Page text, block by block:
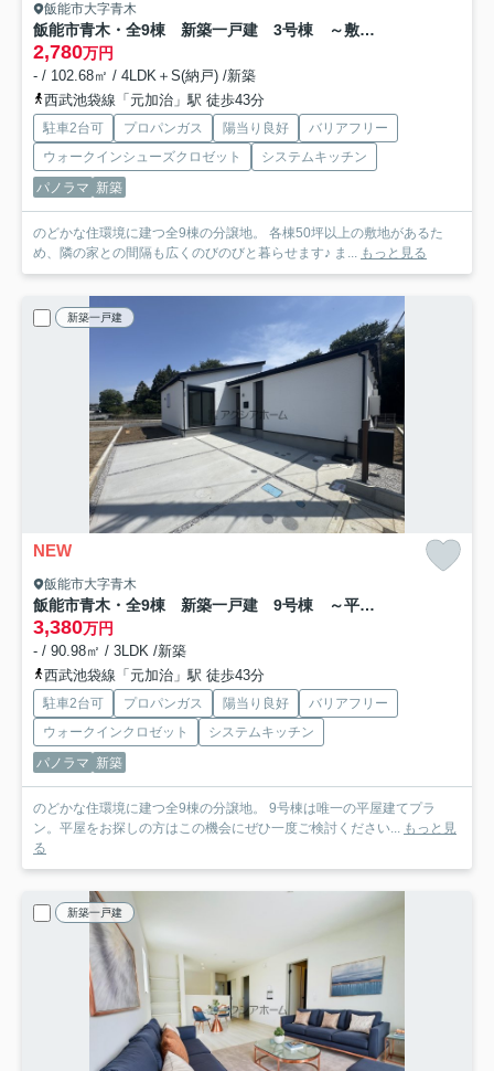
飯能市大字青木
飯能市青木・全9棟 新築一戸建 3号棟 ～敷地50坪～
2,780万円
- / 102.68㎡ / 4LDK＋S(納戸) /新築
西武池袋線「元加治」駅 徒歩43分
駐車2台可 プロパンガス 陽当り良好
バリアフリー
ウォークインシューズクロゼット
システムキッチン
パノラマ 新築
のどかな住環境に建つ全9棟の分譲地。 各棟50坪以上の敷地があるた
め、隣の家との間隔も広くのびのびと暮らせます♪ ま... もっと見る
新築一戸建
NEW
飯能市大字青木
飯能市青木・全9棟 新築一戸建 9号棟 ～平屋建て～
3,380万円
- / 90.98㎡ / 3LDK /新築
西武池袋線「元加治」駅 徒歩43分
駐車2台可 プロパンガス 陽当り良好
バリアフリー
ウォークインクロゼット
システムキッチン
パノラマ 新築
のどかな住環境に建つ全9棟の分譲地。 9号棟は唯一の平屋建てプラ
ン。平屋をお探しの方はこの機会にぜひ一度ご検討ください... もっと見
る
新築一戸建